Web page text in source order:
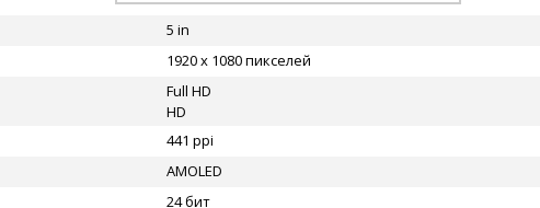
5 in
1920 x 1080 пикселей
Full HD
HD
441 ppi
AMOLED
24 бит